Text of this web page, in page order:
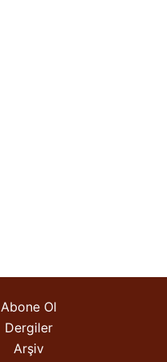
Abone Ol
Dergiler
Arşiv